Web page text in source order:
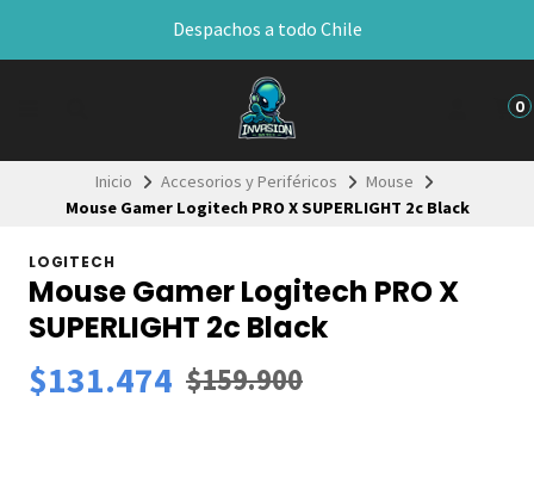
Despachos a todo Chile
0
Inicio Accesorios y Periféricos
Mouse
Mouse Gamer Logitech PRO X SUPERLIGHT 2c Black
LOGITECH
Mouse Gamer Logitech PRO X
SUPERLIGHT 2c Black
$131.474 $159.900